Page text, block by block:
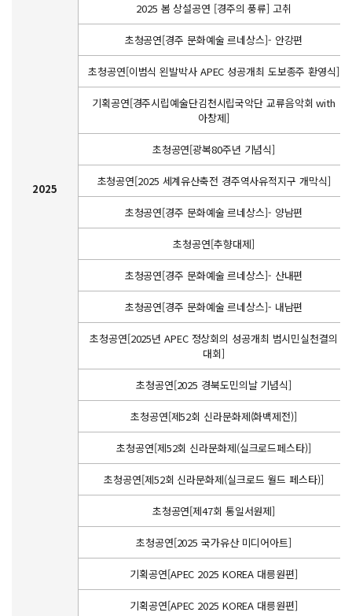
2025
2025 봄 상설공연 [경주의 풍류] 고취
초청공연[경주 문화예술 르네상스]- 안강편
초청공연[이범식 왼발박사 APEC 성공개최 도보종주 환영식]
기획공연[경주시립예술단김천시립국악단 교류음악회 with
아창제]
초청공연[광복80주년 기념식]
초청공연[2025 세계유산축전 경주역사유적지구 개막식]
초청공연[경주 문화예술 르네상스]- 양남편
초청공연[추향대제]
초청공연[경주 문화예술 르네상스]- 산내편
초청공연[경주 문화예술 르네상스]- 내남편
초청공연[2025년 APEC 정상회의 성공개최 범시민실천결의
대회]
초청공연[2025 경북도민의날 기념식]
초청공연[제52회 신라문화제(화백제전)]
초청공연[제52회 신라문화제(실크로드페스타)]
초청공연[제52회 신라문화제(실크로드 월드 페스타)]
초청공연[제47회 통일서원제]
초청공연[2025 국가유산 미디어아트]
기획공연[APEC 2025 KOREA 대릉원편]
기획공연[APEC 2025 KOREA 대릉원편]